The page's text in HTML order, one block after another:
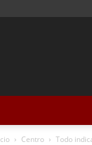
Centro Todo